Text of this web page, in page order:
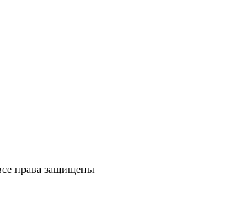
права защищены